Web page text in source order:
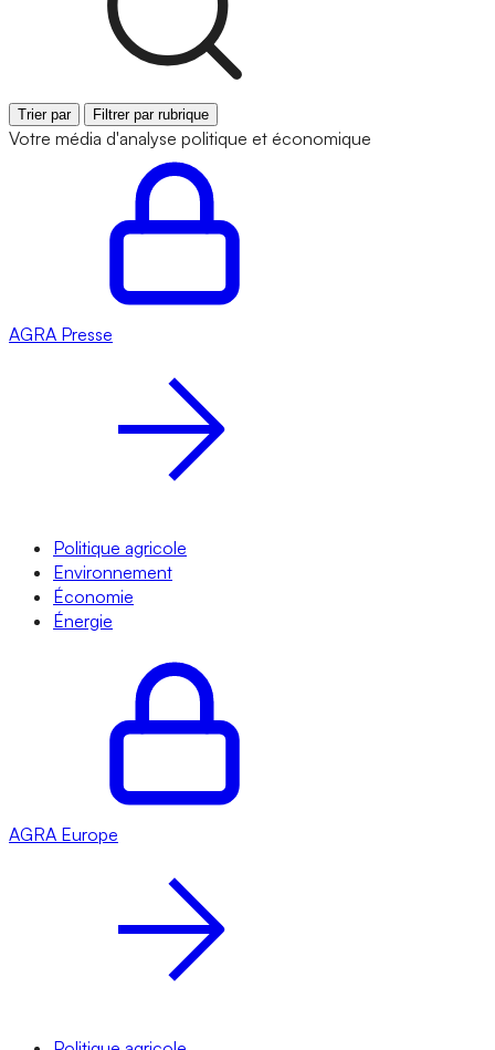
Trier par Filtrer par rubrique
Votre média d'analyse politique et économique
AGRA Presse
Politique agricole
Environnement
Économie
Énergie
AGRA Europe